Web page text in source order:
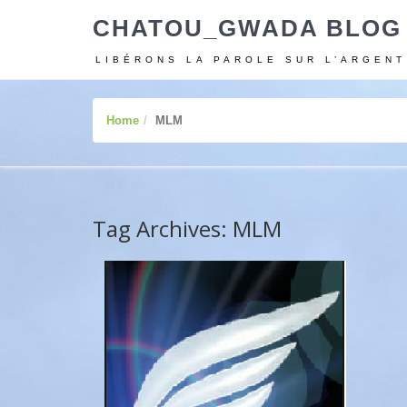
CHATOU_GWADA BLOG
LIBÉRONS LA PAROLE SUR L’ARGENT
Home MLM
Tag Archives: MLM